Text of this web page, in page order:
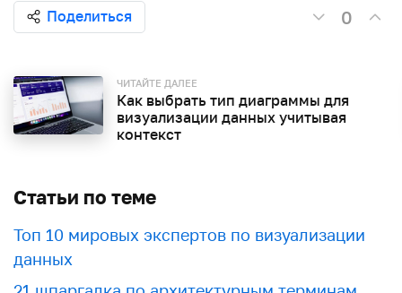
Поделиться 0
ЧИТАЙТЕ ДАЛЕЕ
Как выбрать тип диаграммы для
визуализации данных учитывая
контекст
Статьи по теме
Топ 10 мировых экспертов по визуализации
данных